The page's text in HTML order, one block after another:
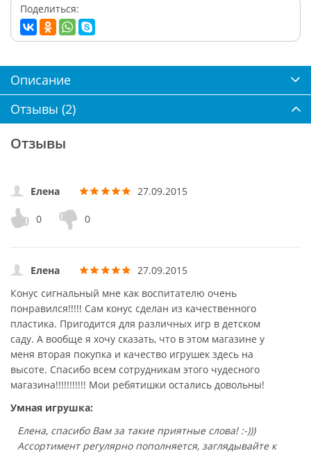
Поделиться:
Описание
Отзывы (2)
Отзывы
Елена 27.09.2015
0 0
Елена
27.09.2015
Конус сигнальный мне как воспитателю очень
понравился!!!!! Сам конус сделан из качественного
пластика. Пригодится для различных игр в детском
саду. А вообще я хочу сказать, что в этом магазине у
меня вторая покупка и качество игрушек здесь на
высоте. Спасибо всем сотрудникам этого чудесного
магазина!!!!!!!!!!! Мои ребятишки остались довольны!
Умная игрушка:
Елена, спасибо Вам за такие приятные слова! :-)))
Ассортимент регулярно пополняется, заглядывайте к